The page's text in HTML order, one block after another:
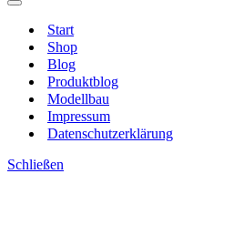
Navigationsmenü
Start
Shop
Blog
Produktblog
Modellbau
Impressum
Datenschutzerklärung
Schließen